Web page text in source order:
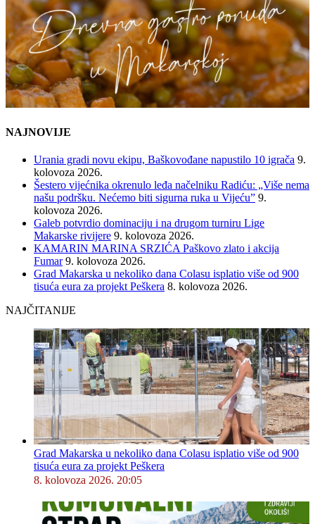
NAJNOVIJE
Urania gradi novu ekipu, Baškovođane napustilo 10 igrača 9.
kolovoza 2026.
Šestero vijećnika okrenulo leđa načelniku Radiću: „Više nema
našu podršku. Nećemo biti sigurna ruka u Vijeću” 9.
kolovoza 2026.
Galeb potvrdio dominaciju i na drugom turniru Lige
Makarske rivijere 9. kolovoza 2026.
KAMARIN MARINA SRZIĆA Paškovo zlato i akcija
Fumar 9. kolovoza 2026.
Grad Makarska u nekoliko dana Colasu isplatio više od 900
tisuća eura za projekt Peškera 8. kolovoza 2026.
NAJČITANIJE
Grad Makarska u nekoliko dana Colasu isplatio više od 900
tisuća eura za projekt Peškera
8. kolovoza 2026. 20:05